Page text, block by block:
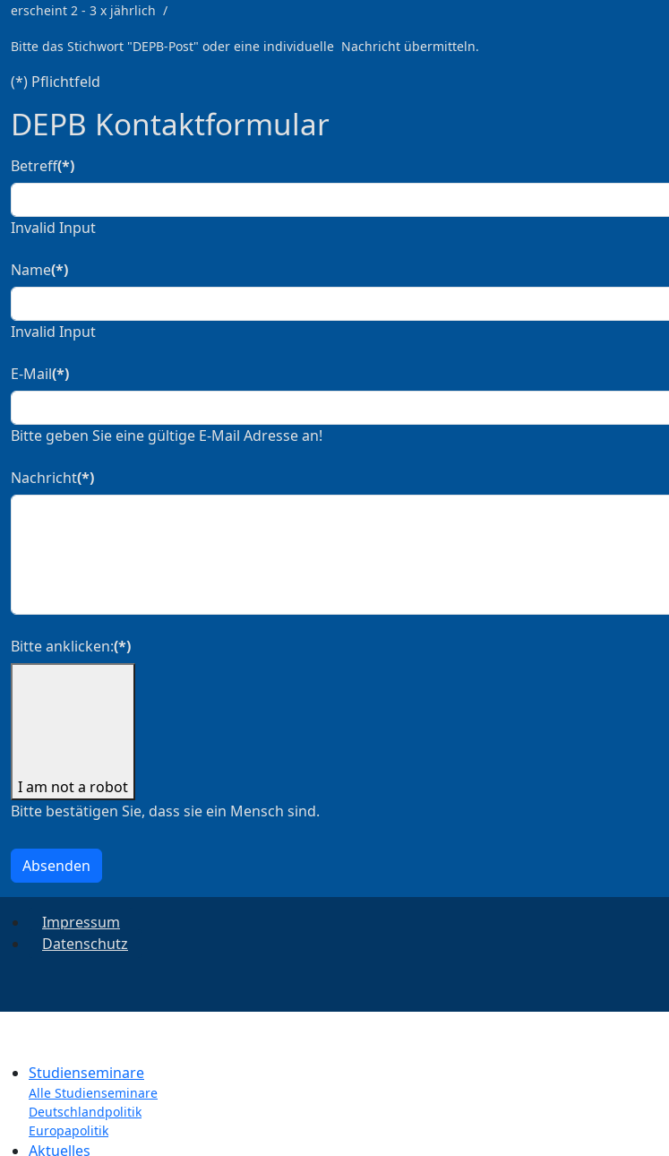
erscheint 2 - 3 x jährlich /
Bitte das Stichwort "DEPB-Post" oder eine individuelle Nachricht übermitteln.
(*) Pflichtfeld
DEPB Kontaktformular
Betreff(*)
Invalid Input
Name(*)
Invalid Input
E-Mail(*)
Bitte geben Sie eine gültige E-Mail Adresse an!
Nachricht(*)
Bitte anklicken:(*)
I am not a robot
Bitte bestätigen Sie, dass sie ein Mensch sind.
Absenden
Impressum
Datenschutz
Studienseminare
Alle Studienseminare
Deutschlandpolitik
Europapolitik
Aktuelles